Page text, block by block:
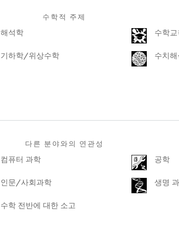
수학적 주제
해석학 수학
기하학/위상수학 수치
다른 분야와의 연관성
컴퓨터 과학 공학
인문/사회과학 생명
수학 전반에 대한 소고